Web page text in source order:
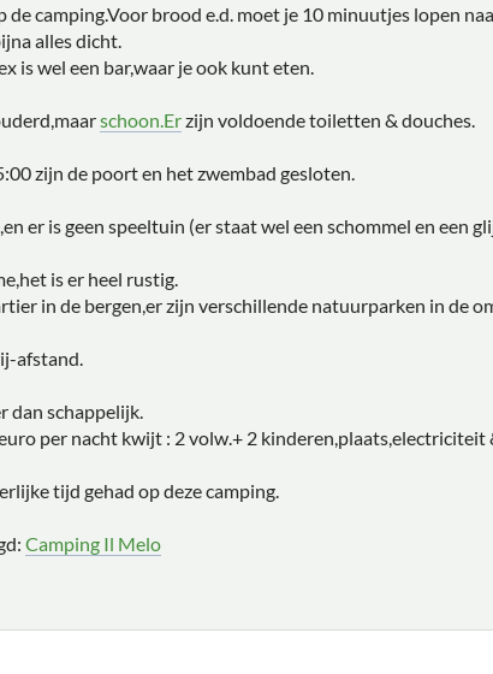
de camping.Voor brood e.d. moet je 10 minuutjes lopen
alles dicht.
is wel een bar,waar je ook kunt eten.
schoon.Erzijn voldoende toiletten & douches.
zijn de poort en het zwembad gesloten.
er is geen speeltuin (er staat wel een schommel en een
is er heel rustig.
in de bergen,er zijn verschillende natuurparken in de
afstand.
dan schappelijk.
per nacht kwijt : 2 volw.+ 2 kinderen,plaats,electriciteit
tijd gehad op deze camping.
Camping Il Melo